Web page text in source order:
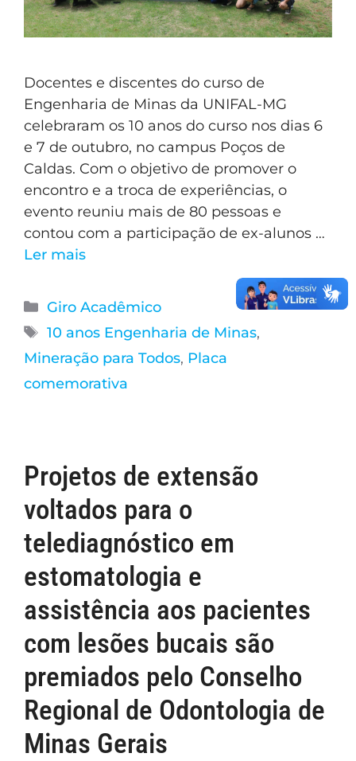
Docentes e discentes do curso de
Engenharia de Minas da UNIFAL-MG
celebraram os 10 anos do curso nos dias 6
e 7 de outubro, no campus Poços de
Caldas. Com o objetivo de promover o
encontro e a troca de experiências, o
evento reuniu mais de 80 pessoas e
contou com a participação de ex-alunos …
Ler mais
Giro Acadêmico
10 anos Engenharia de Minas,
Mineração para Todos, Placa
comemorativa
Projetos de extensão
voltados para o
telediagnóstico em
estomatologia e
assistência aos pacientes
com lesões bucais são
premiados pelo Conselho
Regional de Odontologia de
Minas Gerais